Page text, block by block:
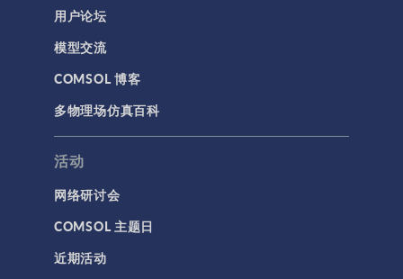
用户论坛
模型交流
COMSOL 博客
多物理场仿真百科
活动
网络研讨会
COMSOL 主题日
近期活动